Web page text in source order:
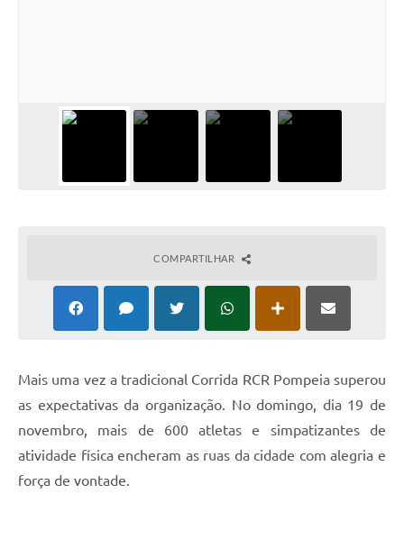
COMPARTILHAR
Mais uma vez a tradicional Corrida RCR Pompeia superou
as expectativas da organização. No domingo, dia 19 de
novembro, mais de 600 atletas e simpatizantes de
atividade física encheram as ruas da cidade com alegria e
força de vontade.